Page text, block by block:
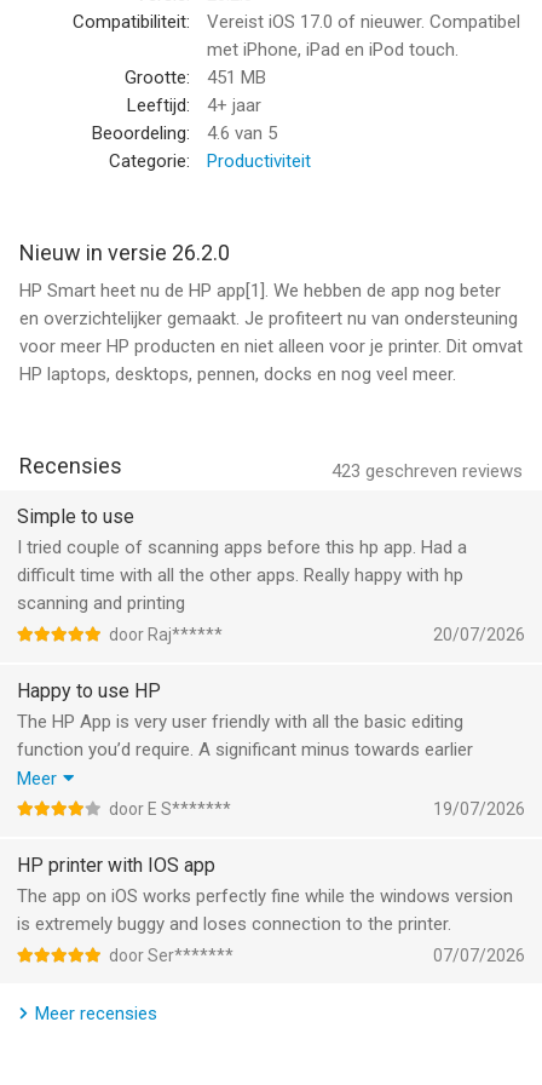
druk een zelfgemaakte verjaardagskaart af. Maak snel scans
van bonnetjes en stuur ze direct naar je e-mail. Of je nu thuis
bent of op kantoor, printen was nog nooit zo eenvoudig.
Direct hulp wanneer jij het nodig hebt
Als er iets misgaat, is hulp direct beschikbaar. Bel, stuur een
De ervaring wordt alleen maar beter en beter!
• Laat je creativiteit de vrije loop met HP Printables[2]. Kies uit
duizenden gratis kaarten, kleurplaten, educatieve werkbladen en
leuke knutselwerken.
• Maak aangepaste snelkoppelingen voor printtaken die je vaak
gebruikt.
• Met de HP app kun je automatisch afbeeldingen corrigeren,
bestanden een naam geven, pagina's vlak maken, tekst
extraheren en meerdere pagina's tegelijk scannen.[3]
• Ontvang een melding als de inkt of het papier in je printer bijna
op is en bestel eenvoudig nieuwe supplies zodat je kunt blijven
printen.
Schakel automatische updates in en mis niets.
Disclaimers
1. HP Smart en myHP heten nu de HP app. Deze app is
beschikbaar voor macOS-apparaten en voor mobiele iOS-
www.hp.com/hp-app. Niet alle apparaten, services en apps van
Compatibiliteit:
Vereist iOS 17.0 of nieuwer. Compatibel
met iPhone, iPad en iPod touch.
Grootte:
451 MB
Leeftijd:
4+ jaar
Beoordeling:
4.6 van 5
Categorie:
Productiviteit
Nieuw in versie 26.2.0
HP Smart heet nu de HP app[1]. We hebben de app nog beter
en overzichtelijker gemaakt. Je profiteert nu van ondersteuning
voor meer HP producten en niet alleen voor je printer. Dit omvat
HP laptops, desktops, pennen, docks en nog veel meer.
423 geschreven reviews
Recensies
Simple to use
I tried couple of scanning apps before this hp app. Had a
difficult time with all the other apps. Really happy with hp
scanning and printing
door Raj****** 20/07/2026
Happy to use HP
The HP App is very user friendly with all the basic editing
function you’d require. A significant minus towards earlier
versions is the cluttering of the menu. Too many options and
recommendations make it difficult to find the basic functions
Meer
door E S******* 19/07/2026
HP printer with IOS app
The app on iOS works perfectly fine while the windows version
is extremely buggy and loses connection to the printer.
door Ser******* 07/07/2026
Meer recensies